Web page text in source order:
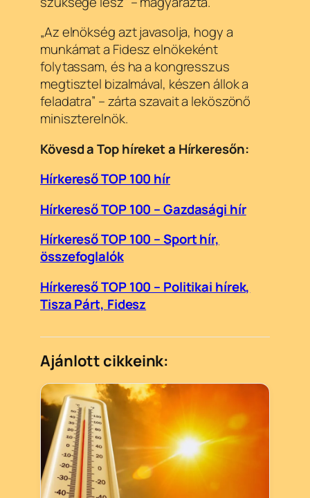
„Az elnökség azt javasolja, hogy a
munkámat a Fidesz elnökeként
folytassam, és ha a kongresszus
megtisztel bizalmával, készen állok a
feladatra” – zárta szavait a leköszönő
miniszterelnök.
Kövesd a Top híreket a Hírkeresőn:
Hírkereső TOP 100 hír
Hírkereső TOP 100 – Gazdasági hír
Hírkereső TOP 100 – Sport hír,
összefoglalók
Hírkereső TOP 100 – Politikai hírek,
Tisza Párt, Fidesz
Ajánlott cikkeink: